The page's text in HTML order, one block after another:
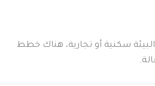
سكنية أو تجارية، هناك خطط